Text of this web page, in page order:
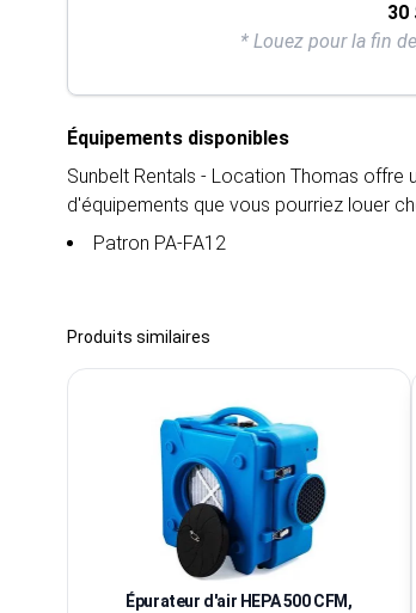
30
* Louez pour la fin
Équipements disponibles
Sunbelt Rentals - Location Thomas offre
d'équipements que vous pourriez louer
Patron PA-FA12
Produits similaires
Épurateur d'air HEPA 500 CFM,